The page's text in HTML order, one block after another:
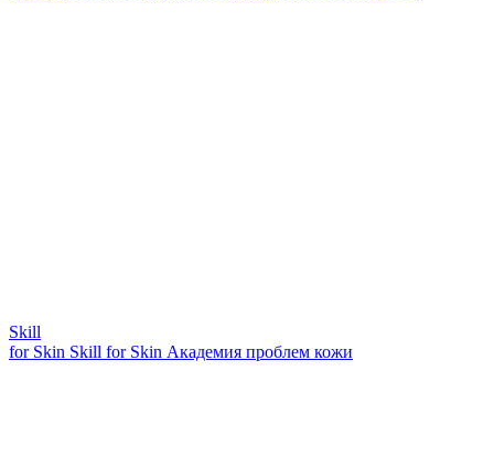
Skill
for Skin Skill for Skin Академия проблем кожи